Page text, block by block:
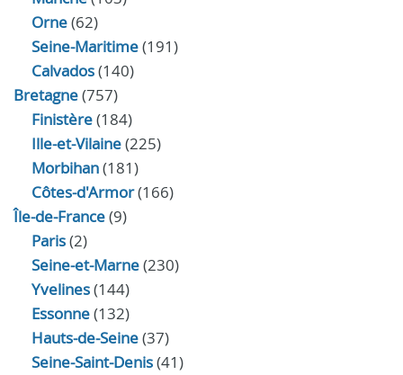
Orne(62)
Seine-Maritime(191)
Calvados(140)
Bretagne(757)
Finistère(184)
Ille-et-Vilaine(225)
Morbihan(181)
Côtes-d'Armor(166)
Île-de-France(9)
Paris(2)
Seine-et-Marne(230)
Yvelines(144)
Essonne(132)
Hauts-de-Seine(37)
Seine-Saint-Denis(41)